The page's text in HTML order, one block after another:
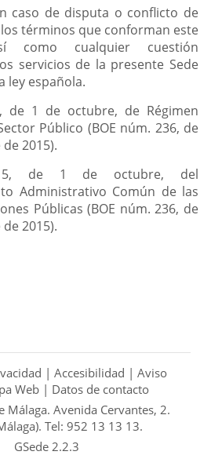
caso de disputa o conflicto de
términos que conforman este
como cualquier cuestión
servicios de la presente Sede
ley española.
de 1 de octubre, de Régimen
Público (BOE núm. 236, de
2015).
de 1 de octubre, del
Administrativo Común de las
Públicas (BOE núm. 236, de
2015).
| Accesibilidad | Aviso
Web | Datos de contacto
Málaga. Avenida Cervantes, 2.
Tel: 952 13 13 13.
GSede 2.2.3